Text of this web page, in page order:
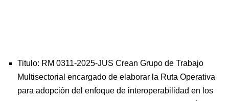
Titulo: RM 0311-2025-JUS Crean Grupo de Trabajo
Multisectorial encargado de elaborar la Ruta Operativa
para adopción del enfoque de interoperabilidad en los